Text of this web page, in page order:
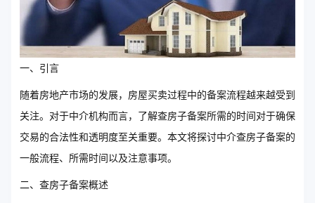
一、引言
随着房地产市场的发展，房屋买卖过程中的备案流程越来越受到
关注。对于中介机构而言，了解查房子备案所需的时间对于确保
交易的合法性和透明度至关重要。本文将探讨中介查房子备案的
一般流程、所需时间以及注意事项。
二、查房子备案概述